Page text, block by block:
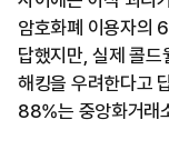
암호화폐 이용자의
답했지만, 실제 콜
해킹을 우려한다고
88%는 중앙화거래